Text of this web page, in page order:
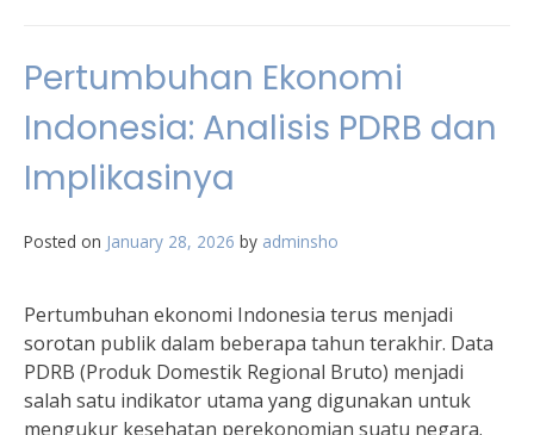
Pertumbuhan Ekonomi
Indonesia: Analisis PDRB dan
Implikasinya
Posted on January 28, 2026 by adminsho
Pertumbuhan ekonomi Indonesia terus menjadi
sorotan publik dalam beberapa tahun terakhir. Data
PDRB (Produk Domestik Regional Bruto) menjadi
salah satu indikator utama yang digunakan untuk
mengukur kesehatan perekonomian suatu negara.